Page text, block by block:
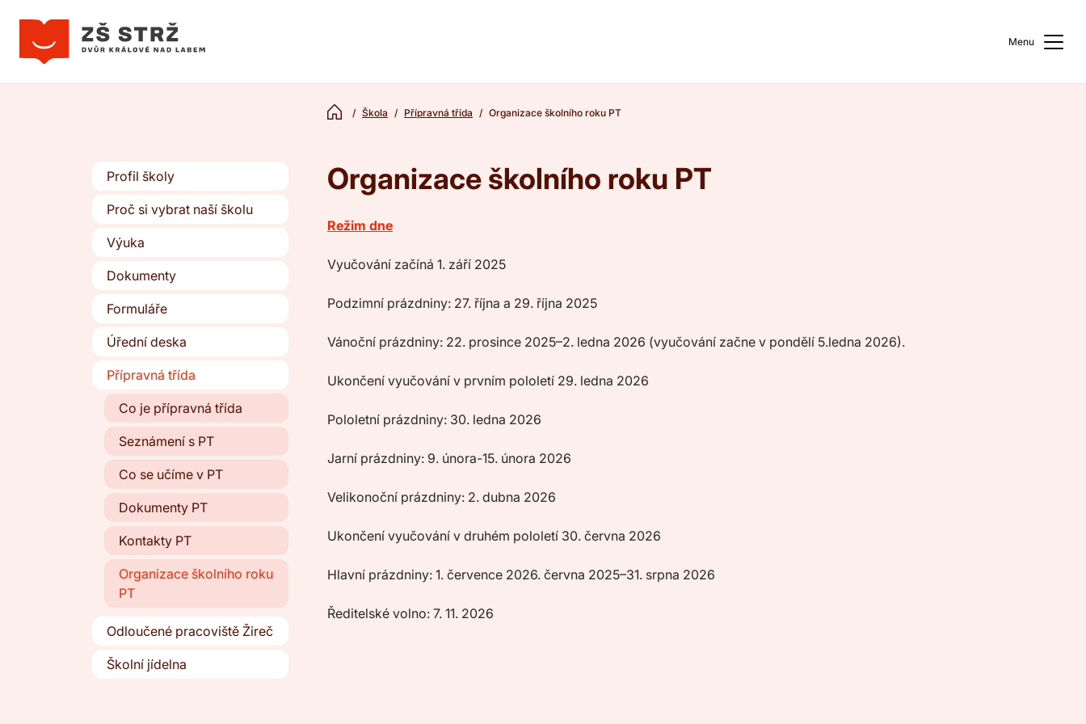
Menu
Škola Přípravná třída Organizace školního roku PT
Profil školy
Proč si vybrat naší školu
Výuka
Dokumenty
Formuláře
Úřední deska
Přípravná třída
Co je přípravná třída
Seznámení s PT
Co se učíme v PT
Dokumenty PT
Kontakty PT
Organizace školního roku
PT
Odloučené pracoviště Žireč
Školní jídelna
Organizace školního roku PT
Režim dne
Vyučování začíná 1. září 2025
Podzimní prázdniny: 27. října a 29. října 2025
Vánoční prázdniny: 22. prosince 2025–2. ledna 2026 (vyučování začne v pondělí 5.ledna 2026).
Ukončení vyučování v prvním pololetí 29. ledna 2026
Pololetní prázdniny: 30. ledna 2026
Jarní prázdniny: 9. února-15. února 2026
Velikonoční prázdniny: 2. dubna 2026
Ukončení vyučování v druhém pololetí 30. června 2026
Hlavní prázdniny: 1. července 2026. června 2025–31. srpna 2026
Ředitelské volno: 7. 11. 2026